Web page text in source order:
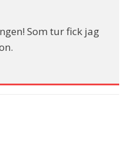
Som tur fick jag